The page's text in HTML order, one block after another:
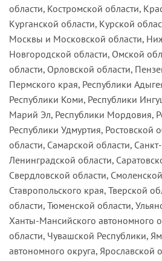
области, Костромской области,
Курганской области, Курской
Москвы и Московской области,
Новгородской области, Омской
области, Орловской области,
Пермского края, Республики
Республики Коми, Республики
Марий Эл, Республики Мордовия,
Республики Удмуртия, Ростовской
области, Самарской области,
Ленинградской области,
Свердловской области,
Ставропольского края, Тверской
области, Тюменской области,
Ханты-Мансийского автономного
области, Чувашской Республики,
автономного округа, Ярославской